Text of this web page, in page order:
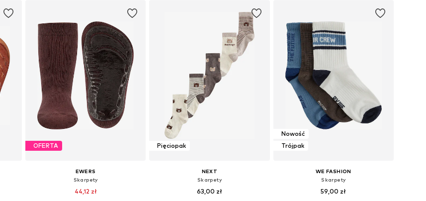
OFERTA
EWERS
Skarpety
44,12 zł
Pięciopak
NEXT
Skarpety
63,00 zł
Nowość
Trójpak
WE FASHION
Skarpety
59,00 zł